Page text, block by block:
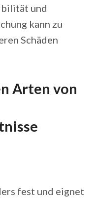
und
kann zu
Schäden
Arten von
fest und eignet